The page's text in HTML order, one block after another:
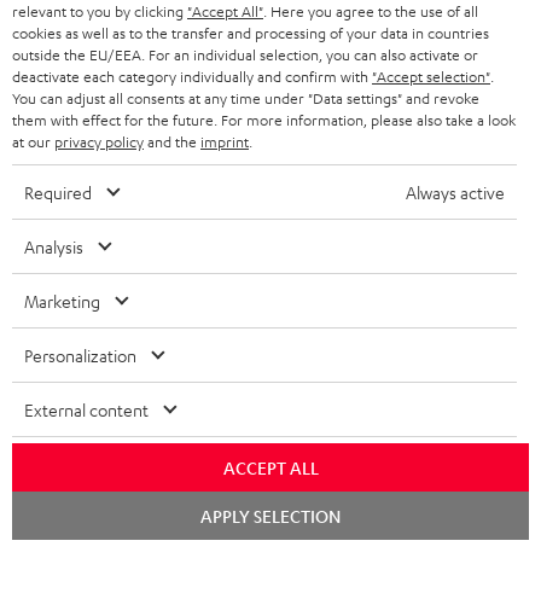
D
o
k
u
e
t
e
z
u
m
r
Konformitätserklärung: Stand-Lautsprecher DEF 3 F
Bedienungsanleitung: Stand-Lautsprecher DEF 3 F
Quick Start Guide: Stand-Lautsprecher DEF 3 F
Bedienungsanleitung: DENON DRA-800H
C4515S
P
r
Hilfe zu diesem Produkt
I
Gesetzliche Gewährleistung
relevant to you by clicking "Accept All" . Here you agree to the use of all
cookies as well as to the transfer and processing of your data in countries
outside the EU/EEA. For an individual selection, you can also activate or
deactivate each category individually and confirm with "Accept selection"
You can adjust all consents at any time under "Data settings" and revoke
them with effect for the future. For more information, please also take a look
at our privacy policyand the imprint
Required Always active
Analysis
Marketing
Personalization
External content
ACCEPT ALL
APPLY SELECTION